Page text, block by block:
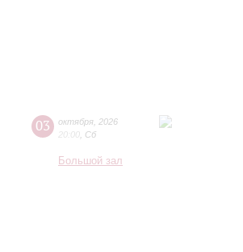
03 октября 2026
20:00 Сб
Большой зал